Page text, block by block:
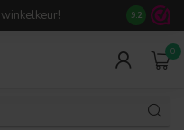
Meer dan
9.2
0